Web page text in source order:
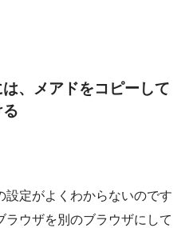
、メアドをコピーして
定がよくわからないのです
ウザを別のブラウザにして